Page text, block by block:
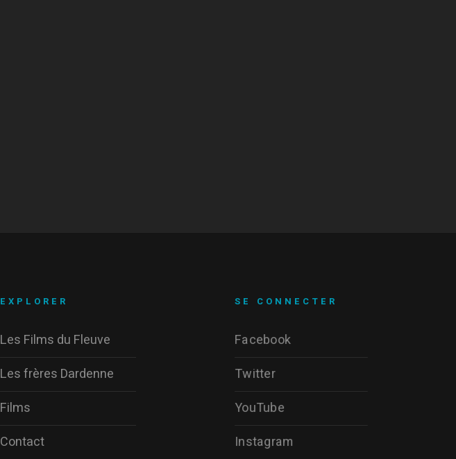
SE CONNECTER
Facebook
Twitter
YouTube
Instagram
EXPLORER
Les Films du Fleuve
Les frères Dardenne
Films
Contact